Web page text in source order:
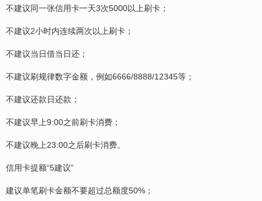
不建议同一张信用卡一天3次5000以上刷卡；
不建议2小时内连续两次以上刷卡；
不建议当日借当日还；
不建议刷规律数字金额，例如6666/8888/12345等；
不建议还款日还款；
不建议早上9:00之前刷卡消费；
不建议晚上23:00之后刷卡消费。
信用卡提额“5建议”
建议单笔刷卡金额不要超过总额度50%；